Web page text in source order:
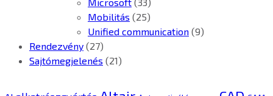
Mobilitás (25)
Unified communication (9)
Rendezvény (27)
Sajtómegjelenés (21)